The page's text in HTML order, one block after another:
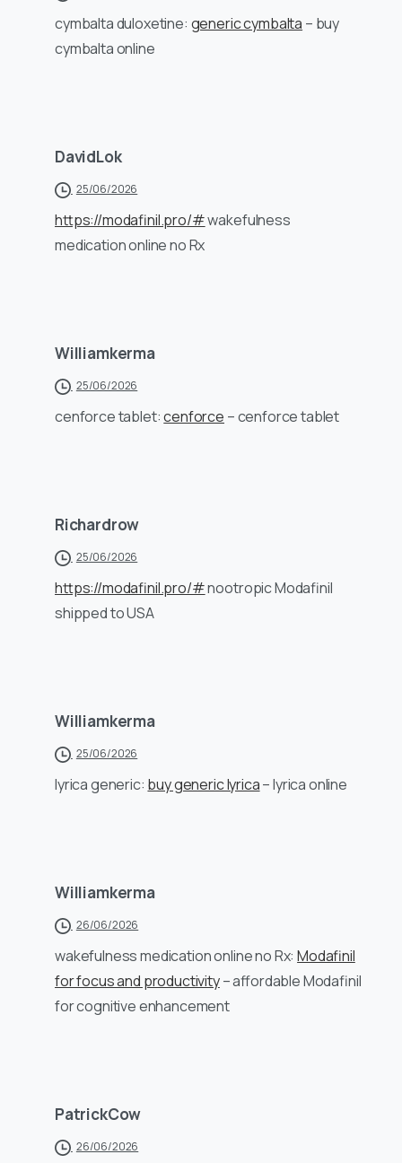
cymbalta duloxetine: generic cymbalta – buy
cymbalta online
DavidLok
25/06/2026
https://modafinil.pro/#wakefulness
medication online no Rx
Williamkerma
25/06/2026
cenforce tablet:cenforce – cenforce tablet
Richardrow
25/06/2026
https://modafinil.pro/#nootropic Modafinil
shipped to USA
Williamkerma
25/06/2026
lyrica generic: buy generic lyrica– lyrica online
Williamkerma
26/06/2026
wakefulness medication online no Rx:Modafinil
for focus and productivity– affordable Modafinil
for cognitive enhancement
PatrickCow
26/06/2026